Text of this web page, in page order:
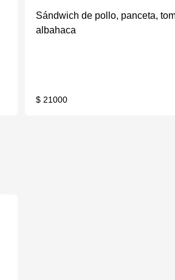
Sándwich de pollo, panceta,
albahaca
$ 21000